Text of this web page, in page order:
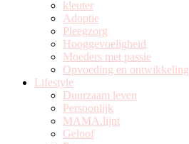
kleuter
Adoptie
Pleegzorg
Hooggevoeligheid
Moeders met passie
Opvoeding en ontwikkeling
Lifestyle
Duurzaam leven
Persoonlijk
MAMA.lijnt
Geloof